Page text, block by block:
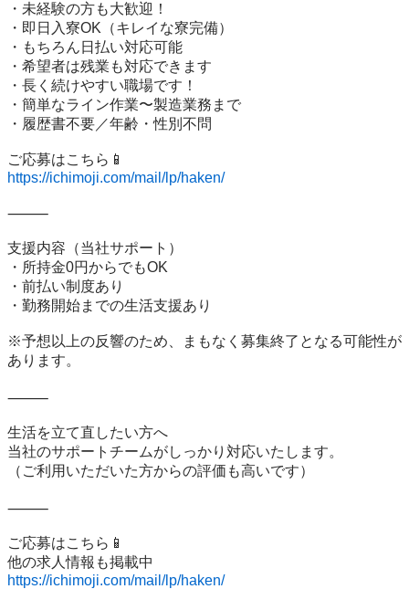
・未経験の方も大歓迎！
・即日入寮OK（キレイな寮完備）
・もちろん日払い対応可能
・希望者は残業も対応できます
・長く続けやすい職場です！
・簡単なライン作業〜製造業務まで
・履歴書不要／年齢・性別不問
https://ichimoji.com/mail/lp/haken/
⸻
支援内容（当社サポート）
・所持金0円からでもOK
・前払い制度あり
・勤務開始までの生活支援あり
※予想以上の反響のため、まもなく募集終了となる可能性が
あります。
⸻
生活を立て直したい方へ
当社のサポートチームがしっかり対応いたします。
（ご利用いただいた方からの評価も高いです）
⸻
ご応募はこちら📱
https://ichimoji.com/mail/lp/haken/